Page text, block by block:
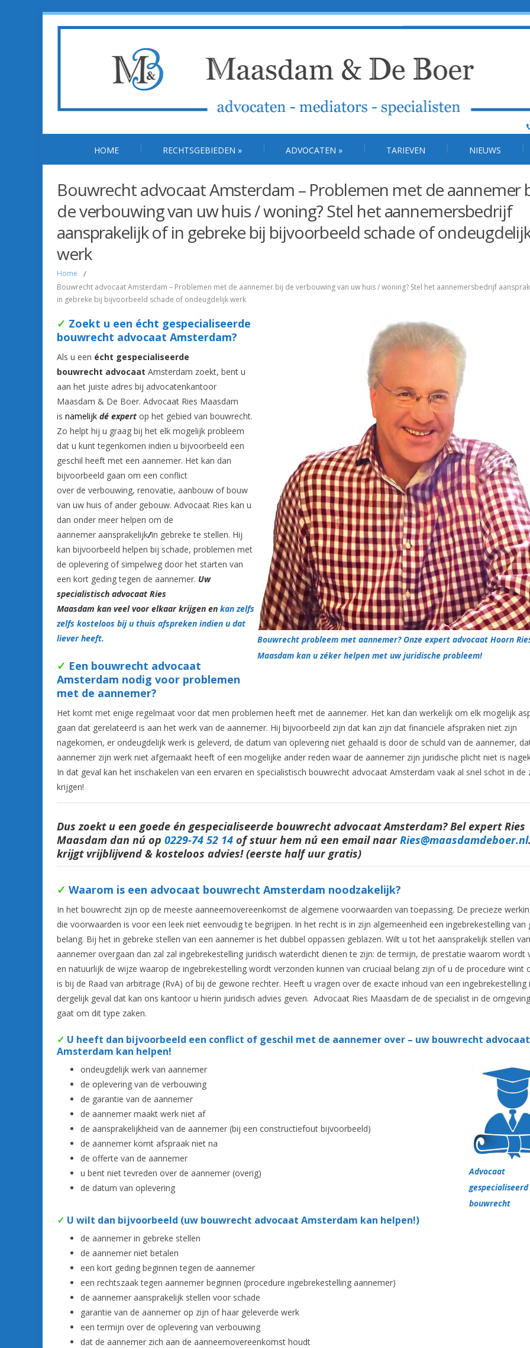
HOME RECHTSGEBIEDEN » ADVOCATEN » TARIEVEN NIEUWS
Bouwrecht advocaat Amsterdam – Problemen met de aannemer
de verbouwing van uw huis / woning? Stel het aannemersbedrijf
aansprakelijk of in gebreke bij bijvoorbeeld schade of
werk
Home /
Bouwrecht advocaat Amsterdam – Problemen met de aannemer bij de verbouwing van uw huis / woning? Stel het aannemersbedrijf
in gebreke bij bijvoorbeeld schade of ondeugdelijk werk
Bouwrecht probleem met aannemer? Onze expert advocaat Hoorn
Maasdam kan u zéker helpen met uw juridische probleem!
✓ Zoekt u een écht gespecialiseerde
bouwrecht advocaat Amsterdam?
Als u een écht gespecialiseerde
bouwrecht advocaat Amsterdam zoekt, bent u
aan het juiste adres bij advocatenkantoor
Maasdam & De Boer. Advocaat Ries Maasdam
is namelijk dé expert op het gebied van bouwrecht.
Zo helpt hij u graag bij het elk mogelijk probleem
dat u kunt tegenkomen indien u bijvoorbeeld een
geschil heeft met een aannemer. Het kan dan
bijvoorbeeld gaan om een conflict
over de verbouwing, renovatie, aanbouw of bouw
van uw huis of ander gebouw. Advocaat Ries kan u
dan onder meer helpen om de
aannemer aansprakelijk/in gebreke te stellen. Hij
kan bijvoorbeeld helpen bij schade, problemen met
de oplevering of simpelweg door het starten van
een kort geding tegen de aannemer. Uw
specialistisch advocaat Ries
Maasdam kan veel voor elkaar krijgen en kan zelfs
zelfs kosteloos bij u thuis afspreken indien u dat
liever heeft.
✓ Een bouwrecht advocaat
Amsterdam nodig voor problemen
met de aannemer?
Het komt met enige regelmaat voor dat men problemen heeft met de aannemer. Het kan dan werkelijk om elk mogelijk
gaan dat gerelateerd is aan het werk van de aannemer. Hij bijvoorbeeld zijn dat kan zijn dat financiële afspraken niet zijn
nagekomen, er ondeugdelijk werk is geleverd, de datum van oplevering niet gehaald is door de schuld van de aannemer,
aannemer zijn werk niet afgemaakt heeft of een mogelijke ander reden waar de aannemer zijn juridische plicht niet is
In dat geval kan het inschakelen van een ervaren en specialistisch bouwrecht advocaat Amsterdam vaak al snel schot in de
krijgen!
Dus zoekt u een goede én gespecialiseerde bouwrecht advocaat Amsterdam? Bel expert Ries
Maasdam dan nú op 0229-74 52 14 of stuur hem nú een email naar Ries@maasdamdeboer.nl
krijgt vrijblijvend & kosteloos advies! (eerste half uur gratis)
✓ Waarom is een advocaat bouwrecht Amsterdam noodzakelijk?
In het bouwrecht zijn op de meeste aanneemovereenkomst de algemene voorwaarden van toepassing. De precieze
die voorwaarden is voor een leek niet eenvoudig te begrijpen. In het recht is in zijn algemeenheid een ingebrekestelling van
belang. Bij het in gebreke stellen van een aannemer is het dubbel oppassen geblazen. Wilt u tot het aansprakelijk stellen
aannemer overgaan dan zal zal ingebrekestelling juridisch waterdicht dienen te zijn: de termijn, de prestatie waarom wordt
en natuurlijk de wijze waarop de ingebrekestelling wordt verzonden kunnen van cruciaal belang zijn of u de procedure wint
is bij de Raad van arbitrage (RvA) of bij de gewone rechter. Heeft u vragen over de exacte inhoud van een ingebrekestelling
dergelijk geval dat kan ons kantoor u hierin juridisch advies geven. Advocaat Ries Maasdam de de specialist in de
gaat om dit type zaken.
✓ U heeft dan bijvoorbeeld een conflict of geschil met de aannemer over – uw bouwrecht advocaat
Amsterdam kan helpen!
Advocaat
bouwrecht
ondeugdelijk werk van aannemer
de oplevering van de verbouwing
de garantie van de aannemer
de aannemer maakt werk niet af
de aansprakelijkheid van de aannemer (bij een constructiefout bijvoorbeeld)
de aannemer komt afspraak niet na
de offerte van de aannemer
u bent niet tevreden over de aannemer (overig)
de datum van oplevering
✓ U wilt dan bijvoorbeeld (uw bouwrecht advocaat Amsterdam kan helpen!)
de aannemer in gebreke stellen
de aannemer niet betalen
een kort geding beginnen tegen de aannemer
een rechtszaak tegen aannemer beginnen (procedure ingebrekestelling aannemer)
de aannemer aansprakelijk stellen voor schade
garantie van de aannemer op zijn of haar geleverde werk
een termijn over de oplevering van verbouwing
dat de aannemer zich aan de aanneemovereenkomst houdt